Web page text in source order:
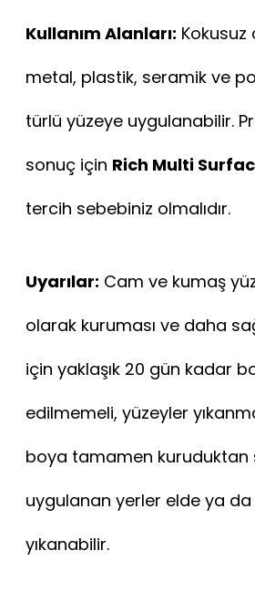
Kullanım Alanları: Kokusuz
metal, plastik, seramik ve
türlü yüzeye uygulanabilir.
sonuç için Rich Multi
tercih sebebiniz olmalıdır.
Uyarılar: Cam ve kumaş
olarak kuruması ve daha
için yaklaşık 20 gün kadar
edilmemeli, yüzeyler
boya tamamen kuruduktan
uygulanan yerler elde ya
yıkanabilir.